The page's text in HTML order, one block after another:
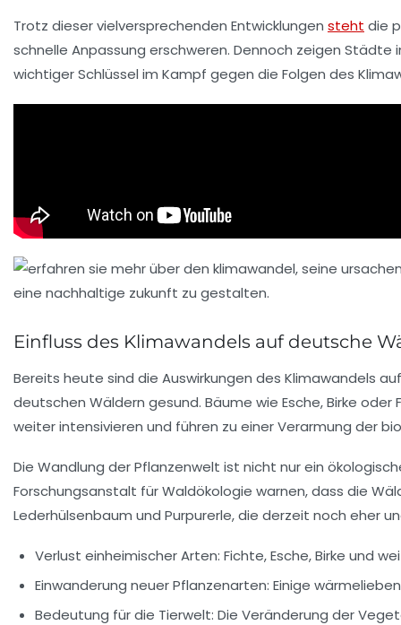
Trotz dieser vielversprechenden Entwicklungen steht die
schnelle Anpassung erschweren. Dennoch zeigen
wichtiger Schlüssel im Kampf gegen die Folgen des
Einfluss des Klimawandels auf deutsche
Bereits heute sind die Auswirkungen des Klimawandels
deutschen Wäldern gesund. Bäume wie Esche, Birke
weiter intensivieren und führen zu einer Verarmung der
Die Wandlung der Pflanzenwelt ist nicht nur ein
Forschungsanstalt für Waldökologie warnen, dass die
Lederhülsenbaum und Purpurerle, die derzeit noch eher
Verlust einheimischer Arten: Fichte, Esche, Birke und
Einwanderung neuer Pflanzenarten: Einige
Bedeutung für die Tierwelt: Die Veränderung der